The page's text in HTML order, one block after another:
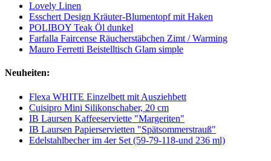
Lovely Linen
Esschert Design Kräuter-Blumentopf mit Haken
POLIBOY Teak Öl dunkel
Farfalla Faircense Räucherstäbchen Zimt / Warming
Mauro Ferretti Beistelltisch Glam simple
Neuheiten:
Flexa WHITE Einzelbett mit Ausziehbett
Cuisipro Mini Silikonschaber, 20 cm
IB Laursen Kaffeeserviette "Margeriten"
IB Laursen Papierservietten "Spätsommerstrauß"
Edelstahlbecher im 4er Set (59-79-118-und 236 ml)